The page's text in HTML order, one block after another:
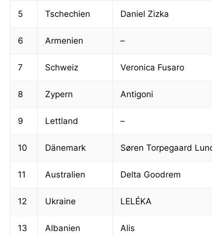
5 Tschechien Daniel Zizka
6 Armenien –
7 Schweiz Veronica Fusaro
8 Zypern Antigoni
9 Lettland –
10 Dänemark Søren Torpegaard Lund
11 Australien Delta Goodrem
12 Ukraine LELÉKA
13 Albanien Alis